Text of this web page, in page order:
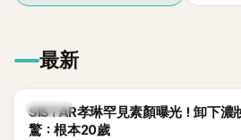
最新
K-POP
SISTAR孝琳罕見素顏曝光！卸下濃
驚：根本20歲